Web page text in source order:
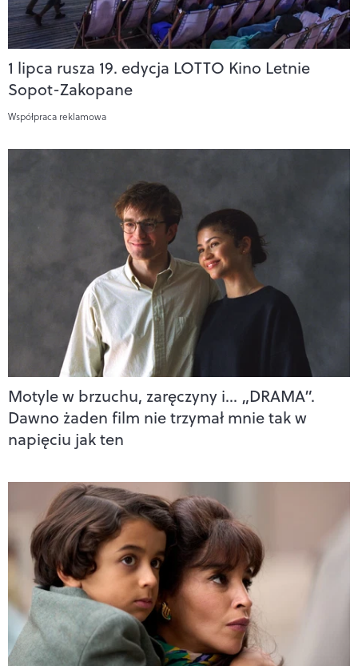
1 lipca rusza 19. edycja LOTTO Kino Letnie
Sopot-Zakopane
Współpraca reklamowa
Motyle w brzuchu, zaręczyny i… „DRAMA”.
Dawno żaden film nie trzymał mnie tak w
napięciu jak ten